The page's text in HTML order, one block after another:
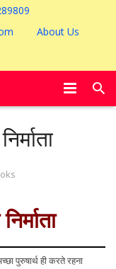
About Us
पुरुषार्थ ही करते रहना